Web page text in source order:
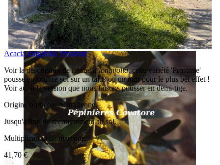
Acacia longifolia 'Prostrate'
Voir la description de l'Acacia longifolia, cette variété 'Prostrate'
pousse en couvre-sol sur un talus ou un mur pour le plus bel effet !
Voir aussi la version que nous faisons pousser en demi-tige.
Origine horticole australienne.
Jusqu'à 8m² de recouvrement au sol.
Multiplication de marcotte.
41,70 €